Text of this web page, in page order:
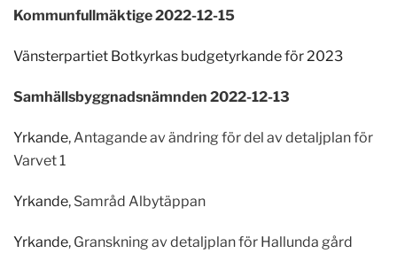
Kommunfullmäktige 2022-12-15
Vänsterpartiet Botkyrkas budgetyrkande för 2023
Samhällsbyggnadsnämnden 2022-12-13
Yrkande, Antagande av ändring för del av detaljplan för
Varvet 1
Yrkande, Samråd Albytäppan
Yrkande, Granskning av detaljplan för Hallunda gård